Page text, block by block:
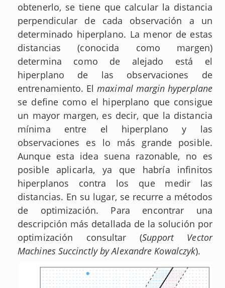
obtenerlo, se tiene que calcular la distancia
perpendicular de cada observación a un
determinado hiperplano. La menor de estas
distancias (conocida como margen)
determina como de alejado está el
hiperplano de las observaciones de
entrenamiento. Elmaximal margin hyperplane
se define como el hiperplano que consigue
un mayor margen, es decir, que la distancia
mínima entre el hiperplano y las
observaciones es lo más grande posible.
Aunque esta idea suena razonable, no es
posible aplicarla, ya que habría infinitos
hiperplanos contra los que medir las
distancias. En su lugar, se recurre a métodos
de optimización. Para encontrar una
descripción más detallada de la solución por
optimización consultar (Support Vector
Machines Succinctly by Alexandre Kowalczyk).